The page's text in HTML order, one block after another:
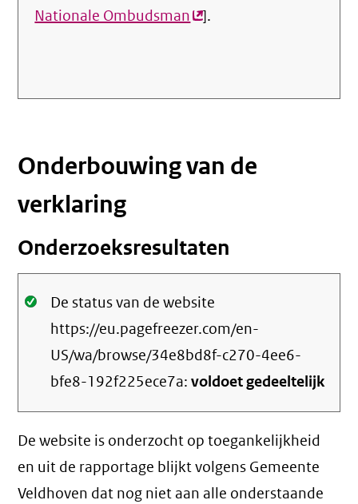
Nationale Ombudsman(externe
].
Onderbouwing van de
verklaring
Onderzoeksresultaten
Oké.
De status van de website
https://eu.pagefreezer.com/en-
US/wa/browse/34e8bd8f-c270-4ee6-
bfe8-192f225ece7a:voldoet gedeeltelijk
De website is onderzocht op toegankelijkheid
en uit de rapportage blijkt volgens Gemeente
Veldhoven dat nog niet aan alle onderstaande